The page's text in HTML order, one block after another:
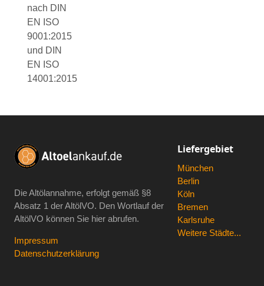
nach DIN
EN ISO
9001:2015
und DIN
EN ISO
14001:2015
Die Altölannahme, erfolgt gemäß §8
Absatz 1 der AltölVO. Den Wortlauf der
AltölVO können Sie hier abrufen.
Impressum
Datenschutzerklärung
Liefergebiet
München
Berlin
Köln
Bremen
Karlsruhe
Weitere Städte...